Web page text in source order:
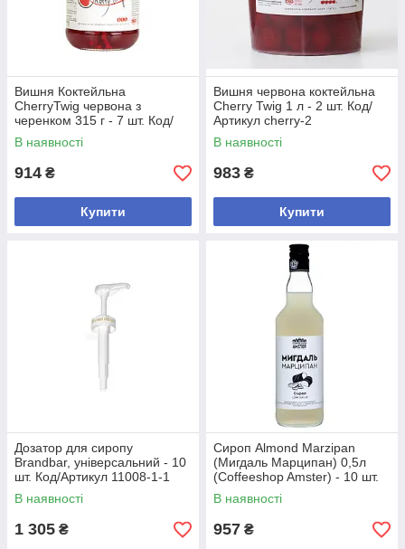
Вишня Коктейльна
CherryTwig червона з
черенком 315 г - 7 шт. Код/
Артикул 4820184980013
В наявності
914 ₴
Купити
Вишня червона коктейльна
Cherry Twig 1 л - 2 шт. Код/
Артикул cherry-2
В наявності
983 ₴
Купити
Дозатор для сиропу
Brandbar, універсальний - 10
шт. Код/Артикул 11008-1-1
В наявності
1 305 ₴
Сироп Almond Marzipan
(Мигдаль Марципан) 0,5л
(Coffeeshop Amster) - 10 шт.
Код/Артикул 4820085491830
В наявності
957 ₴